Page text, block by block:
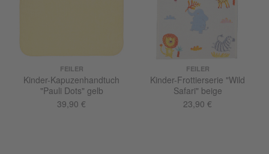
FEILER
Kinder-Kapuzenhandtuch
"Pauli Dots" gelb
39,90 €
FEILER
Kinder-Frottierserie "Wild
Safari" beige
23,90 €